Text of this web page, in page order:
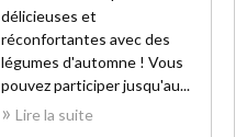
délicieuses et
réconfortantes avec des
légumes d'automne ! Vous
pouvez participer jusqu'au...
Lire la suite